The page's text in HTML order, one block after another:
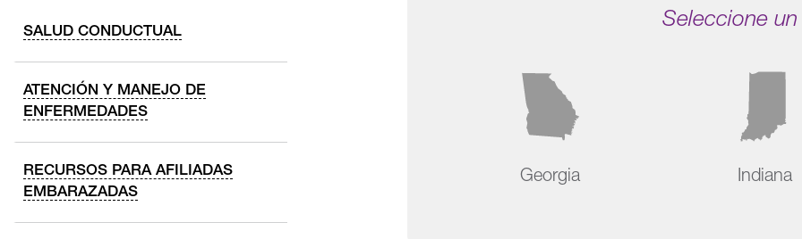
SALUD CONDUCTUAL
ATENCIÓN Y MANEJO DE
ENFERMEDADES
RECURSOS PARA AFILIADAS
EMBARAZADAS
Seleccione
Georgia Indiana